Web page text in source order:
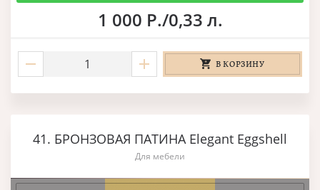
1 000 Р./0,33 л.
В КОРЗИНУ
41. БРОНЗОВАЯ ПАТИНА Elegant Eggshell
Для мебели